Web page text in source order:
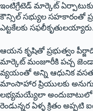
ఇంటిగ్రేటెడ్‌ ‌మార్కెట్‌
కౌన్సిల్‌ ‌సభ్యుల సహకారంతో
ఎట్టకేలకు సఫలీకృతులయ్యారు.
ఆయన కృషితో ప్రభుత్వం
‌మార్కెట్‌ ‌మంజూరీకి పచ్చ
వ్యయంతో అన్ని ఆధునిక
మాంసాహార ప్రియులకు
లభ్యమయ్యేలా అందుబాటులో
రెండున్నర ఏళ్ళ క్రితం